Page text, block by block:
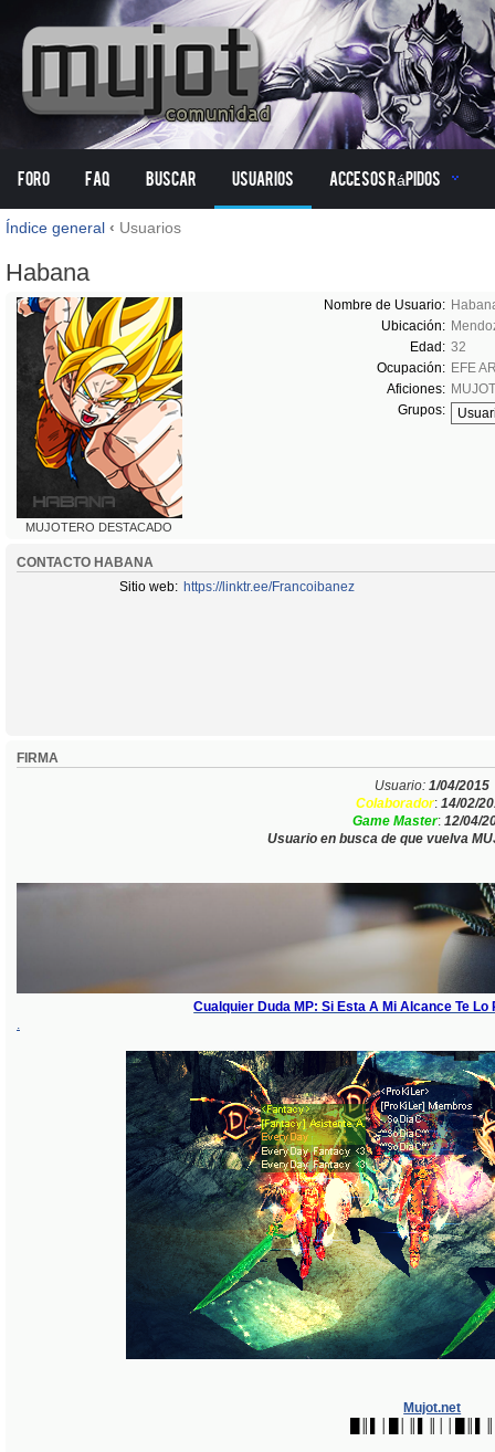
Foro FAQ Buscar Usuarios Accesos Rápidos
Índice general ‹ Usuarios
Habana
MUJOTERO DESTACADO
Nombre de Usuario:
Ubicación:
Edad: 32
Ocupación: EFE
Aficiones:
Grupos:
CONTACTO HABANA
Sitio web: https://linktr.ee/Francoibanez
FIRMA
Usuario: 1/04/2015
Colaborador: 14/02/
Game Master: 12/04/
Usuario en busca de que vuelva
Cualquier Duda MP: Si Esta A Mi Alcance Te
.
Mujot.net